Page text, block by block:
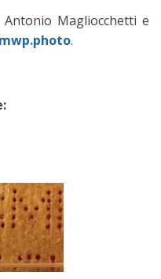
Magliocchetti e
.